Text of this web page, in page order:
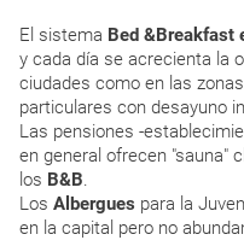
El sistema Bed &Breakfast
y cada día se acrecienta la
ciudades como en las
particulares con desayuno
Las pensiones -
en general ofrecen "sauna"
los B&B.
Los Albergues para la
en la capital pero no